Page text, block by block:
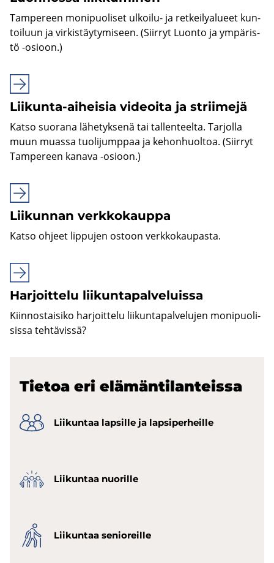
Tam­pe­reen mo­ni­puo­li­set ulkoilu-​ ja ret­kei­ly­alu­eet kun­
toi­luun ja vir­kis­täy­ty­mi­seen. (Siir­ryt Luon­to ja ym­pä­ris­
tö -​osioon.)
Liikunta-​aiheisia vi­deoi­ta ja strii­me­jä
Katso suo­ra­na lä­he­tyk­se­nä tai tal­len­teel­ta. Tar­jol­la
muun muas­sa tuo­li­jump­paa ja ke­hon­huol­toa. (Siir­ryt
Tam­pe­reen ka­na­va -​osioon.)
Lii­kun­nan verk­ko­kaup­pa
Katso oh­jeet lip­pu­jen os­toon verk­ko­kau­pas­ta.
Har­joit­te­lu lii­kun­ta­pal­ve­luis­sa
Kiin­nos­tai­si­ko har­joit­te­lu lii­kun­ta­pal­ve­lu­jen mo­ni­puo­li­
sis­sa teh­tä­vis­sä?
Tie­toa eri elä­män­ti­lan­teis­sa
Lii­kun­taa lap­sil­le ja lap­si­per­heil­le
Lii­kun­taa nuo­ril­le
Lii­kun­taa se­nio­reil­le